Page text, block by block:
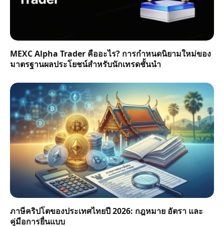
MEXC Alpha Trader คืออะไร? การกำหนดนิยามใหม่ของ
มาตรฐานผลประโยชน์สำหรับนักเทรดชั้นนำ
ภาษีคริปโตของประเทศไทยปี 2026: กฎหมาย อัตรา และ
คู่มือการยื่นแบบ